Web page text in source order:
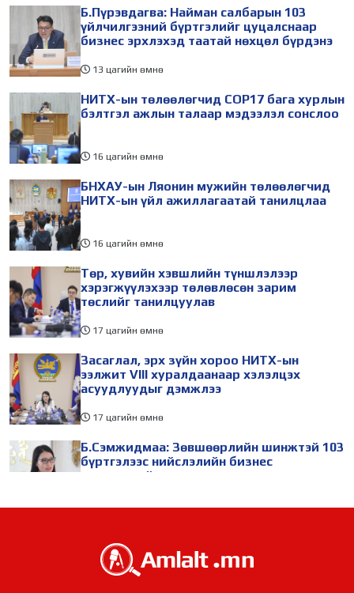
Б.Пүрэвдагва: Найман салбарын 103
үйлчилгээний бүртгэлийг цуцалснаар
бизнес эрхлэхэд таатай нөхцөл бүрдэнэ
13 цагийн өмнө
НИТХ-ын төлөөлөгчид COP17 бага хурлын
бэлтгэл ажлын талаар мэдээлэл сонслоо
16 цагийн өмнө
БНХАУ-ын Ляонин мужийн төлөөлөгчид
НИТХ-ын үйл ажиллагаатай танилцлаа
16 цагийн өмнө
Төр, хувийн хэвшлийн түншлэлээр
хэрэгжүүлэхээр төлөвлөсөн зарим
төслийг танилцуулав
17 цагийн өмнө
Засаглал, эрх зүйн хороо НИТХ-ын
ээлжит VIII хуралдаанаар хэлэлцэх
асуудлуудыг дэмжлээ
17 цагийн өмнө
Б.Сэмжидмаа: Зөвшөөрлийн шинжтэй 103
бүртгэлээс нийслэлийн бизнес
эрхлэгчдийг чөлөөллөө
төсвийн талаарх ерөнхий хяналтын
сонсгол зохион байгуулсан байна